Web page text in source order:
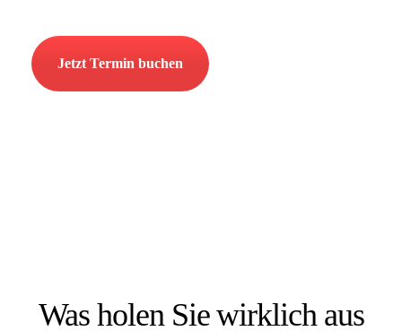
Jetzt Termin buchen
Was holen Sie wirklich aus